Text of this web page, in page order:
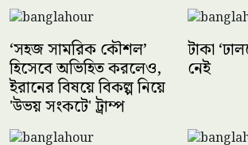
‘সহজ সামরিক কৌশল’
হিসেবে অভিহিত করলেও,
ইরানের বিষয়ে বিকল্প নিয়ে
'উভয় সংকটে' ট্রাম্প
টাকা
নেই